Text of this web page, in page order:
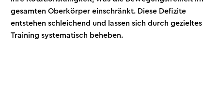
gesamten Oberkörper einschränkt. Diese Defizite
entstehen schleichend und lassen sich durch gezieltes
Training systematisch beheben.